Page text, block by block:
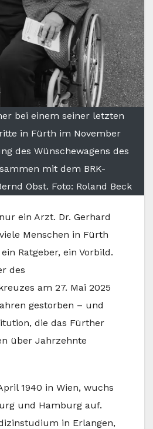
bei einem seiner letzten
in Fürth im November
des Wünschewagens des
mit dem BRK-
Obst. Foto: Roland Beck
ein Arzt. Dr. Gerhard
Menschen in Fürth
Ratgeber, ein Vorbild.
des
am 27. Mai 2025
gestorben – und
die das Fürther
über Jahrzehnte
1940 in Wien, wuchs
und Hamburg auf.
in Erlangen,